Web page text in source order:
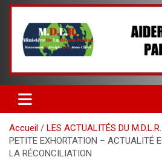
Accueil
LES ACTUALITÉS DU M.D.L.R.
PETITE EXHORTATION – ACTUALITÉ
LA RÉCONCILIATION